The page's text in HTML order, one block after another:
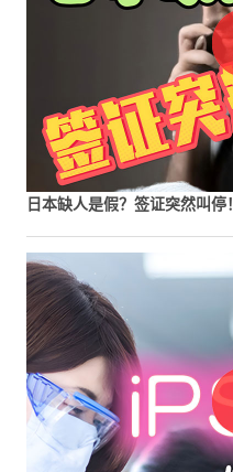
日本缺人是假？签证突然叫停！